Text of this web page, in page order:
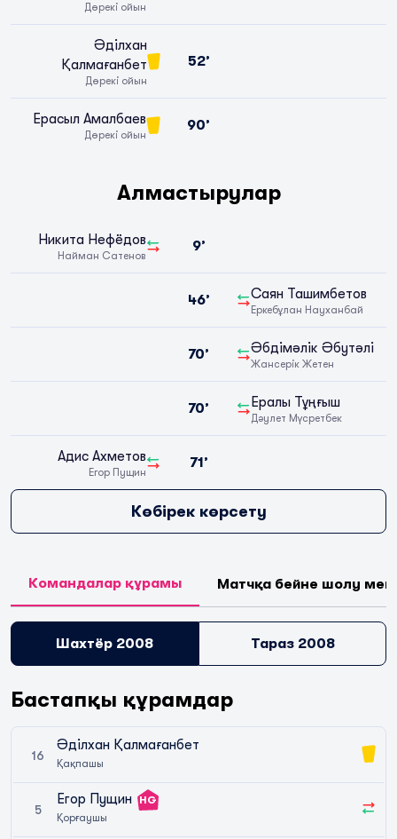
Дөрекі ойын
Әділхан
Қалмағанбет
Дөрекі ойын
52’
Ерасыл Амалбаев
Дөрекі ойын
90’
Алмастырулар
Никита Нефёдов
Найман Сатенов
9’
46’ Саян Ташимбетов
Еркебұлан Науханбай
70’ Әбдімәлік Әбутәлі
Жансерік Жетен
70’ Ералы Тұңғыш
Дәулет Мүсретбек
Адис Ахметов
Егор Пущин
71’
Көбірек көрсету
Командалар құрамы Матчқа бейне шолу
Шахтёр 2008 Тараз 2008
Бастапқы құрамдар
16
Әділхан Қалмағанбет
Қақпашы
5
Егор Пущин
Қорғаушы
HG